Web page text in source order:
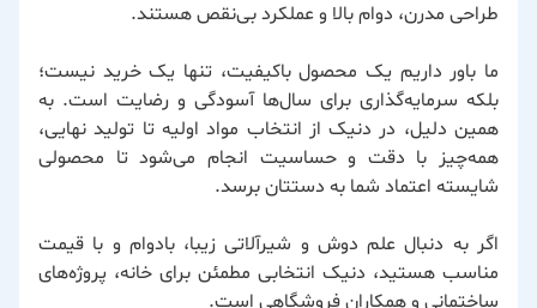
طراحی مدرن، دوام بالا و عملکرد بی‌نقص هستند.
ما باور داریم یک محصول باکیفیت، تنها یک خرید نیست؛
بلکه سرمایه‌گذاری برای سال‌ها آسودگی و رضایت است. به
همین دلیل، در دنیک از انتخاب مواد اولیه تا تولید نهایی،
همه‌چیز با دقت و حساسیت انجام می‌شود تا محصولی
شایسته اعتماد شما به دستتان برسد.
اگر به دنبال علم دوش و شیرآلاتی زیبا، بادوام و با قیمت
مناسب هستید، دنیک انتخابی مطمئن برای خانه، پروژه‌های
ساختمانی و همکاران فروشگاهی است.